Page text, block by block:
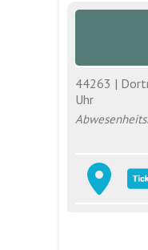
44263 |
Uhr